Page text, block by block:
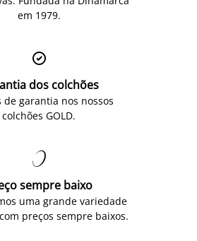
em 1979.

dos colchões
de garantia nos nossos
colchões GOLD.

sempre baixo
uma grande variedade
preços sempre baixos.